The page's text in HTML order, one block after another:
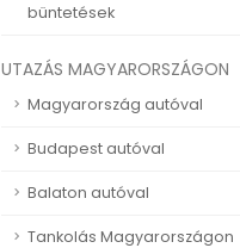
büntetések
UTAZÁS MAGYARORSZÁGON
Magyarország autóval
Budapest autóval
Balaton autóval
Tankolás Magyarországon